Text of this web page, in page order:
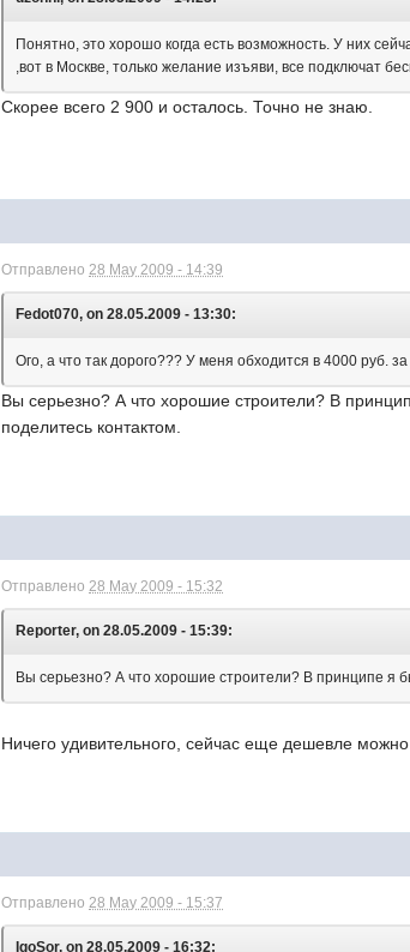
Понятно, это хорошо когда есть возможность. У них
,вот в Москве, только желание изъяви, все подключат
Скорее всего 2 900 и осталось. Точно не знаю.
Отправлено28 May 2009 - 14:39
Fedot070, on 28.05.2009 - 13:30:
Ого, а что так дорого??? У меня обходится в 4000 руб.
Вы серьезно? А что хорошие строители? В
поделитесь контактом.
Отправлено28 May 2009 - 15:32
Reporter, on 28.05.2009 - 15:39:
Вы серьезно? А что хорошие строители? В принципе я
Ничего удивительного, сейчас еще дешевле можно
Отправлено28 May 2009 - 15:37
IgoSor, on 28.05.2009 - 16:32: